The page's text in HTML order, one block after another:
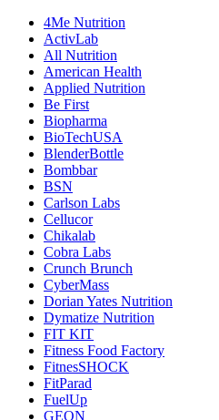
4Me Nutrition
ActivLab
All Nutrition
American Health
Applied Nutrition
Be First
Biopharma
BioTechUSA
BlenderBottle
Bombbar
BSN
Carlson Labs
Cellucor
Chikalab
Cobra Labs
Crunch Brunch
CyberMass
Dorian Yates Nutrition
Dymatize Nutrition
FIT KIT
Fitness Food Factory
FitnesSHOCK
FitParad
FuelUp
GEON